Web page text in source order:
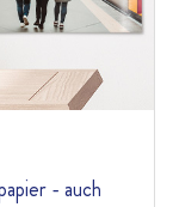
- auch